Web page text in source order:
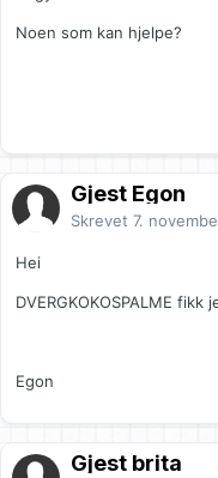
Noen som kan hjelpe?
Gjest Egon
Skrevet 7.
Hei
DVERGKOKOSPALME fikk
Egon
Gjest brita